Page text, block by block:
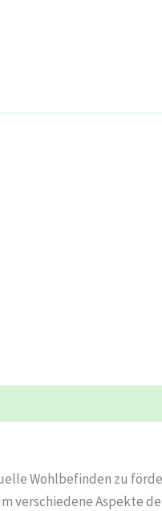
Wohlbefinden zu
verschiedene Aspekte